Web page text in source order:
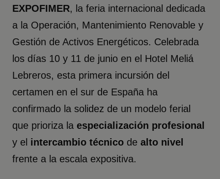
EXPOFIMER, la feria internacional dedicada
a la Operación, Mantenimiento Renovable y
Gestión de Activos Energéticos. Celebrada
los días 10 y 11 de junio en el Hotel Meliá
Lebreros, esta primera incursión del
certamen en el sur de España ha
confirmado la solidez de un modelo ferial
que prioriza laespecialización profesional
y el intercambio técnico dealto nivel
frente a la escala expositiva.